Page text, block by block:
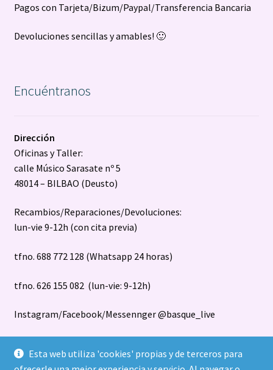
Esta web utiliza 'cookies' propias y de terceros para
Pagos con Tarjeta/Bizum/Paypal/Transferencia Bancaria
Devoluciones sencillas y amables! 🙂
Encuéntranos
Dirección
Oficinas y Taller:
calle Músico Sarasate nº 5
48014 – BILBAO (Deusto)
Recambios/Reparaciones/Devoluciones:
lun-vie 9-12h (con cita previa)
tfno. 688 772 128 (Whatsapp 24 horas)
tfno. 626 155 082 (lun-vie: 9-12h)
Instagram/Facebook/Messennger @basque_live